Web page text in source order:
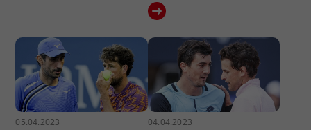
05.04.2023 04.04.2023